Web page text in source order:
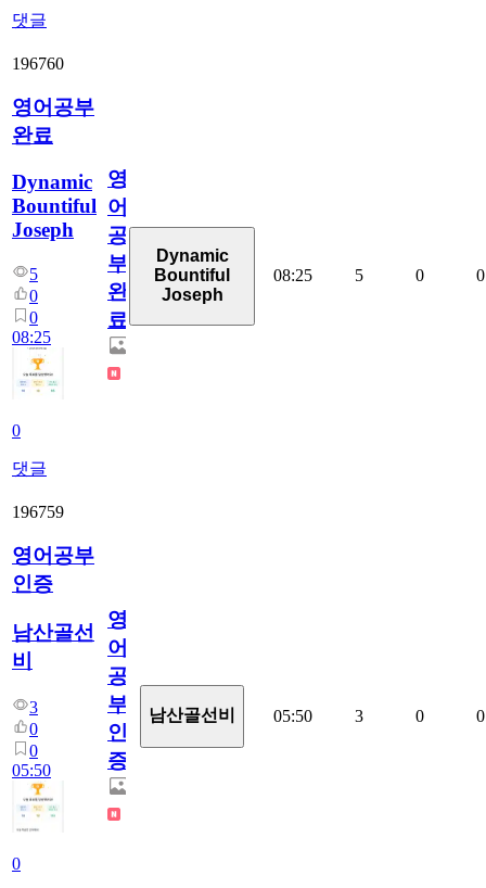
댓글
196760
영어공부
완료
Dynamic
Bountiful
Joseph
5
0
0
08:25
0
댓글
영
어
공
부
완
료
Dynamic
Bountiful
Joseph
08:25 5 0 0
196759
영어공부
인증
남산골선
비
3
0
0
05:50
0
영
어
공
부
인
증
남산골선비 05:50 3 0 0